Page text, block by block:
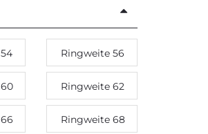
Ringweite 56
Ringweite 62
Ringweite 68